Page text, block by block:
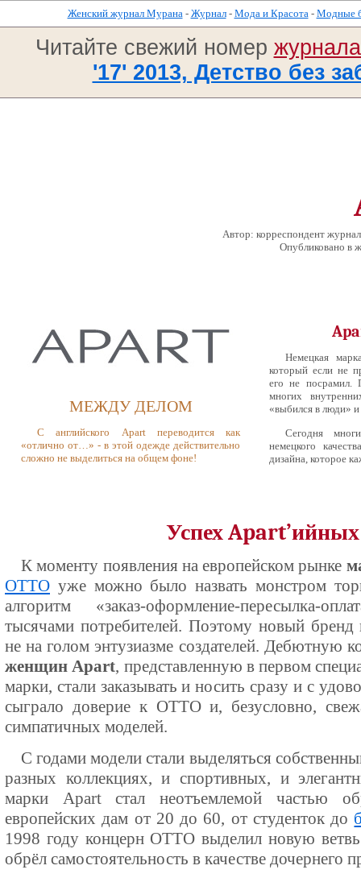
Женский журнал Мурана- Журнал- Мода и Красота- Модные
Читайте свежий номер
'17' 2013, Детство без
Автор: корреспондент
Опубликовано в
МЕЖДУ ДЕЛОМ
С английского Apart переводится как
«отлично от…» - в этой одежде действительно
сложно не выделиться на общем фоне!
Немецкая
который если не
его не посрамил.
многих
«выбился в люди»
Сегодня
немецкого
дизайна, которое
Успех Apart’ийных
К моменту появления на европейском рынке
ОТТО уже можно было назвать монстром
алгоритм «заказ-оформление-пересылка-
тысячами потребителей. Поэтому новый бренд
не на голом энтузиазме создателей. Дебютную
женщин Apart, представленную в первом
марки, стали заказывать и носить сразу и с
сыграло доверие к ОТТО и, безусловно,
симпатичных моделей.
С годами модели стали выделяться
разных коллекциях, и спортивных, и
марки Apart стал неотъемлемой частью
европейских дам от 20 до 60, от студенток до
1998 году концерн ОТТО выделил новую
обрёл самостоятельность в качестве дочернего